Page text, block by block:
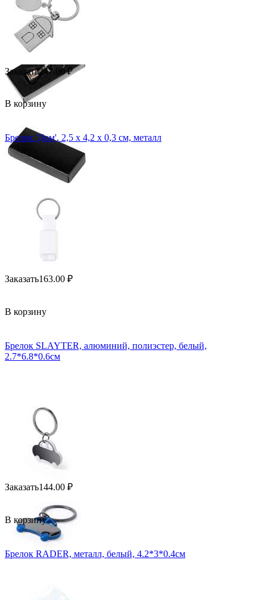
Заказать247.00 ₽
В корзину
Брелок 'Дом', 2,5 х 4,2 х 0,3 см, металл
Заказать163.00 ₽
В корзину
Брелок SLAYTER, алюминий, полиэстер, белый,
2.7*6.8*0.6см
Заказать144.00 ₽
В корзину
Брелок RADER, металл, белый, 4.2*3*0.4см